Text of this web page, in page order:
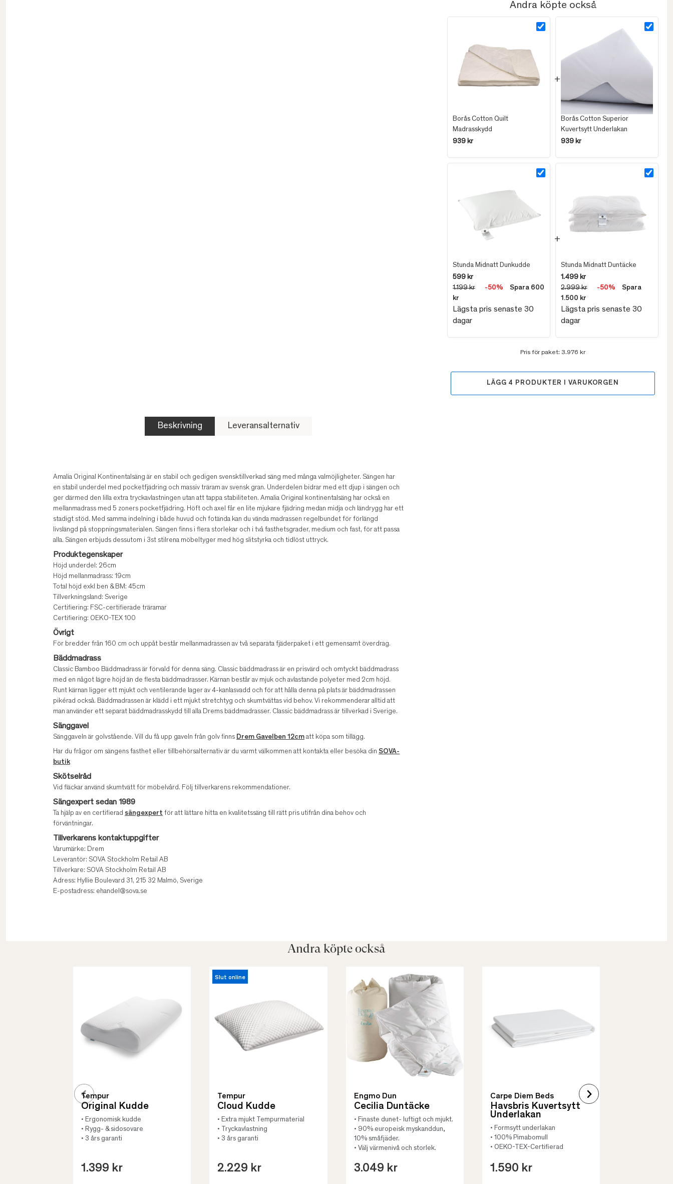
Andra köpte också
Borås Cotton Quilt
Madrasskydd
939 kr
Borås Cotton Superior
Kuvertsytt Underlakan
939 kr
Stunda Midnatt Dunkudde
599 kr
1.199 kr
-50%
Spara 600
kr
Lägsta pris senaste 30
dagar
Stunda Midnatt Duntäcke
1.499 kr
2.999 kr
-50%
Spara
1.500 kr
Lägsta pris senaste 30
dagar
Pris för paket: 3.976 kr
LÄGG 4 PRODUKTER I VARUKORGEN
Beskrivning Leveransalternativ
Amalia Original Kontinentalsäng är en stabil och gedigen svensktillverkad säng med många valmöjligheter. Sängen har
en stabil underdel med pocketfjädring och massiv träram av svensk gran. Underdelen bidrar med ett djup i sängen och
ger därmed den lilla extra tryckavlastningen utan att tappa stabiliteten. Amalia Original kontinentalsäng har också en
mellanmadrass med 5 zoners pocketfjädring. Höft och axel får en lite mjukare fjädring medan midja och ländrygg har ett
stadigt stöd. Med samma indelning i både huvud och fotända kan du vända madrassen regelbundet för förlängd
livslängd på stoppningsmaterialen. Sängen finns i flera storlekar och i två fasthetsgrader, medium och fast, för att passa
alla. Sängen erbjuds dessutom i 3st stilrena möbeltyger med hög slitstyrka och tidlöst uttryck.
Produktegenskaper
Höjd underdel: 26cm
Höjd mellanmadrass: 19cm
Total höjd exkl ben & BM: 45cm
Tillverkningsland: Sverige
Certifiering: FSC-certifierade träramar
Certifiering: OEKO-TEX 100
Övrigt
För bredder från 160 cm och uppåt består mellanmadrassen av två separata fjäderpaket i ett gemensamt överdrag.
Bäddmadrass
Classic Bamboo Bäddmadrass är förvald för denna säng. Classic bäddmadrass är en prisvärd och omtyckt bäddmadrass
med en något lägre höjd än de flesta bäddmadrasser. Kärnan består av mjuk och avlastande polyeter med 2cm höjd.
Runt kärnan ligger ett mjukt och ventilerande lager av 4-kanlasvadd och för att hålla denna på plats är bäddmadrassen
pikérad också. Bäddmadrassen är klädd i ett mjukt stretchtyg och skumtvättas vid behov. Vi rekommenderar alltid att
man använder ett separat bäddmadrasskydd till alla Drems bäddmadrasser. Classic bäddmadrass är tillverkad i Sverige.
Sänggavel
Sänggaveln är golvstående. Vill du få upp gaveln från golv finns Drem Gavelben 12cm att köpa som tillägg.
Har du frågor om sängens fasthet eller tillbehörsalternativ är du varmt välkommen att kontakta eller besöka din SOVA-
butik
Skötselråd
Vid fläckar använd skumtvätt för möbelvård. Följ tillverkarens rekommendationer.
Sängexpert sedan 1989
Ta hjälp av en certifierad sängexpert för att lättare hitta en kvalitetssäng till rätt pris utifrån dina behov och
förväntningar.
Tillverkarens kontaktuppgifter
Varumärke: Drem
Leverantör: SOVA Stockholm Retail AB
Tillverkare: SOVA Stockholm Retail AB
Adress: Hyllie Boulevard 31, 215 32 Malmö, Sverige
E-postadress: ehandel@sova.se
Andra köpte också
Tempur
Original Kudde
• Ergonomisk kudde
• Rygg- & sidosovare
• 3 års garanti
1.399 kr
Slut online
Tempur
Cloud Kudde
• Extra mjukt Tempurmaterial
• Tryckavlastning
• 3 års garanti
2.229 kr
Engmo Dun
Cecilia Duntäcke
• Finaste dunet- luftigt och mjukt.
• 90% europeisk myskanddun,
10% småfjäder.
• Välj värmenivå och storlek.
3.049 kr
Carpe Diem Beds
Havsbris Kuvertsytt
Underlakan
• Formsytt underlakan
• 100% Pimabomull
• OEKO-TEX-Certifierad
1.590 kr